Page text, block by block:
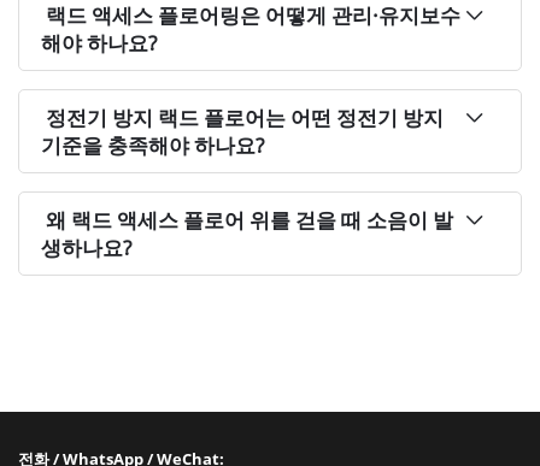
랙드 액세스 플로어링은 어떻게 관리·유지보수
해야 하나요?
정전기 방지 랙드 플로어는 어떤 정전기 방지
기준을 충족해야 하나요?
왜 랙드 액세스 플로어 위를 걷을 때 소음이 발
생하나요?
전화 / WhatsApp / WeChat: